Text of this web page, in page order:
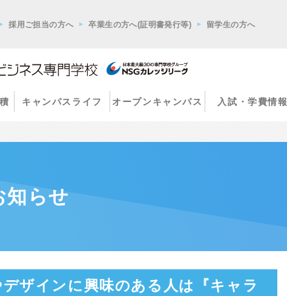
採用ご担当の方へ 卒業生の方へ(証明書発行等) 留学生の方へ
キャンパスライフ オープンキャンパス 入試・学費情報
知らせ
ザインに興味のある人は『キャラ